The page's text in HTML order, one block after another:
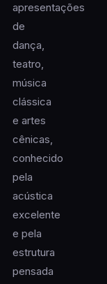
apresentações
de
dança,
teatro,
música
clássica
e artes
cênicas,
conhecido
pela
acústica
excelente
e pela
estrutura
pensada